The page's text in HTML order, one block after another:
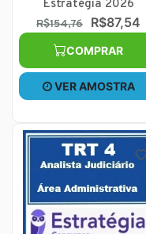
Estratégia 2026
R$154,76 R$87,54
COMPRAR
VER AMOSTRA